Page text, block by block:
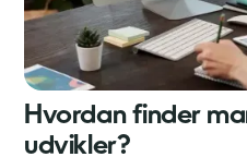
Hvordan finder
udvikler?